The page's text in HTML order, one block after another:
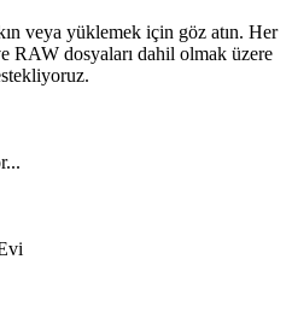
veya yüklemek için göz atın. Her
RAW dosyaları dahil olmak üzere